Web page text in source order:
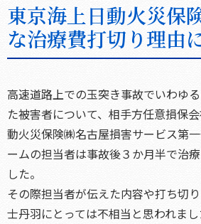
東京海上日動火災保
な治療費打切り理由
高速道路上での玉突き事故でいわゆ
た被害者について、相手方任意損保
動火災保険㈱名古屋損害サービス第
ームの担当者は事故後３か月半で治
した。
その際担当者が伝えた内容や打ち切
士丹羽にとっては不相当と思われま